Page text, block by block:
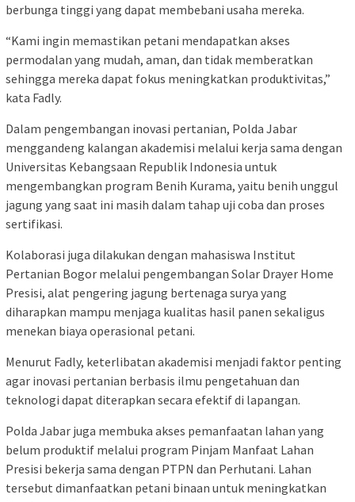
berbunga tinggi yang dapat membebani usaha mereka.
“Kami ingin memastikan petani mendapatkan akses
permodalan yang mudah, aman, dan tidak memberatkan
sehingga mereka dapat fokus meningkatkan produktivitas,”
kata Fadly.
Dalam pengembangan inovasi pertanian, Polda Jabar
menggandeng kalangan akademisi melalui kerja sama dengan
Universitas Kebangsaan Republik Indonesia untuk
mengembangkan program Benih Kurama, yaitu benih unggul
jagung yang saat ini masih dalam tahap uji coba dan proses
sertifikasi.
Kolaborasi juga dilakukan dengan mahasiswa Institut
Pertanian Bogor melalui pengembangan Solar Drayer Home
Presisi, alat pengering jagung bertenaga surya yang
diharapkan mampu menjaga kualitas hasil panen sekaligus
menekan biaya operasional petani.
Menurut Fadly, keterlibatan akademisi menjadi faktor penting
agar inovasi pertanian berbasis ilmu pengetahuan dan
teknologi dapat diterapkan secara efektif di lapangan.
Polda Jabar juga membuka akses pemanfaatan lahan yang
belum produktif melalui program Pinjam Manfaat Lahan
Presisi bekerja sama dengan PTPN dan Perhutani. Lahan
tersebut dimanfaatkan petani binaan untuk meningkatkan